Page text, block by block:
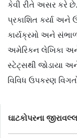
કેવી રીતે અસર કરે
પ્રકાશિત કર્યા અને
કાર્યક્રમો અને
અમેરિકન લેખિકા અને
સ્ટેટ્સથી જોડાયા અને
વિવિધ ઉપકરણ
ઘાટકોપરના